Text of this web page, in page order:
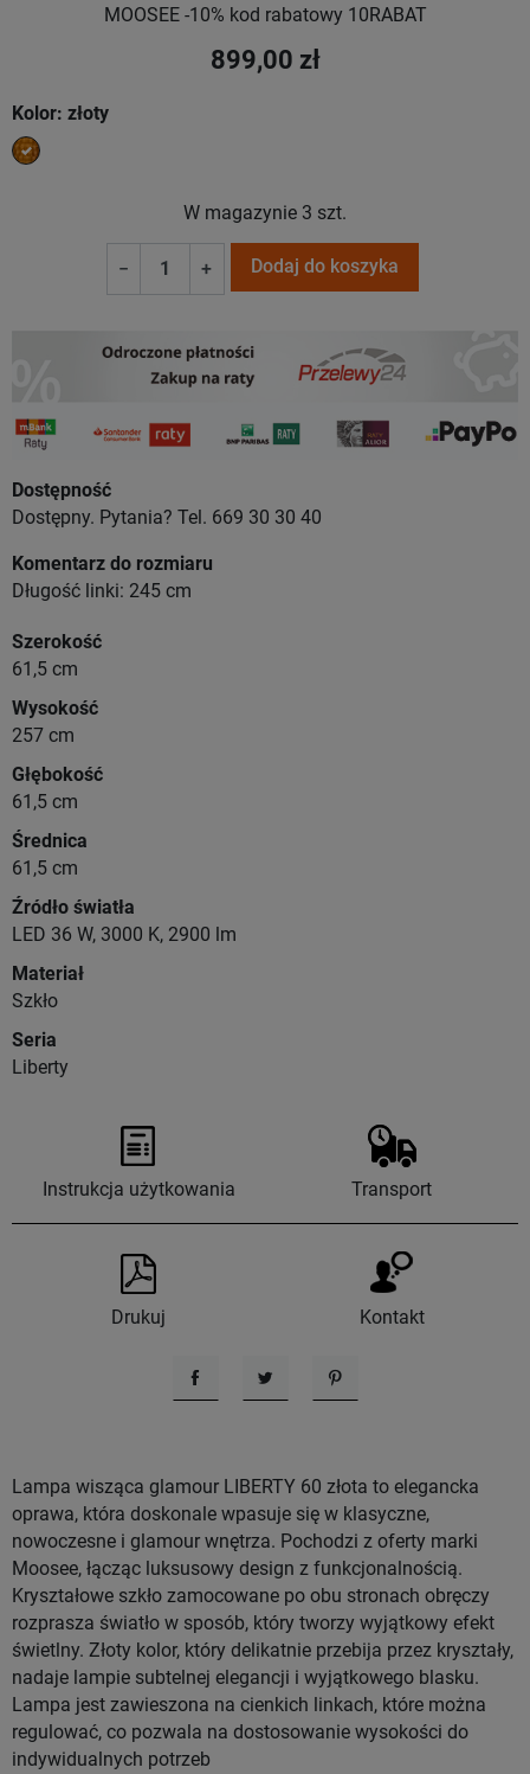
MOOSEE -10% kod rabatowy 10RABAT
899,00 zł
Kolor: złoty
złoty
W magazynie 3 szt.
− + Dodaj do koszyka
Dostępność
Dostępny. Pytania? Tel. 669 30 30 40
Komentarz do rozmiaru
Długość linki: 245 cm
Szerokość
61,5 cm
Wysokość
257 cm
Głębokość
61,5 cm
Średnica
61,5 cm
Źródło światła
LED 36 W, 3000 K, 2900 lm
Materiał
Szkło
Seria
Liberty
Instrukcja użytkowania Transport
Drukuj Kontakt
UdostępnijTweetujPinterest
Lampa wisząca glamour LIBERTY 60 złota to elegancka
oprawa, która doskonale wpasuje się w klasyczne,
nowoczesne i glamour wnętrza. Pochodzi z oferty marki
Moosee, łącząc luksusowy design z funkcjonalnością.
Kryształowe szkło zamocowane po obu stronach obręczy
rozprasza światło w sposób, który tworzy wyjątkowy efekt
świetlny. Złoty kolor, który delikatnie przebija przez kryształy,
nadaje lampie subtelnej elegancji i wyjątkowego blasku.
Lampa jest zawieszona na cienkich linkach, które można
regulować, co pozwala na dostosowanie wysokości do
indywidualnych potrzeb